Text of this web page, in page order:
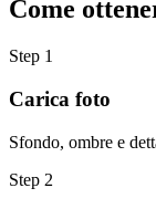
Come
Step 1
Carica foto
Sfondo, ombre e
Step 2